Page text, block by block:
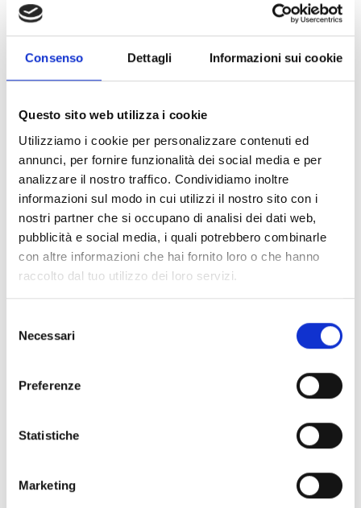
Consenso Dettagli Informazioni sui cookie
Questo sito web utilizza i cookie
Utilizziamo i cookie per personalizzare contenuti ed
annunci, per fornire funzionalità dei social media e per
analizzare il nostro traffico. Condividiamo inoltre
informazioni sul modo in cui utilizzi il nostro sito con i
nostri partner che si occupano di analisi dei dati web,
pubblicità e social media, i quali potrebbero combinarle
con altre informazioni che hai fornito loro o che hanno
raccolto dal tuo utilizzo dei loro servizi.
delNecessari
Preferenze
Statistiche
Marketing
Explore all products
BDX Optical barriers
QDT900
Are you interested in this product?
Request
information
distributor